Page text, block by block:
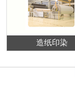
造纸印染